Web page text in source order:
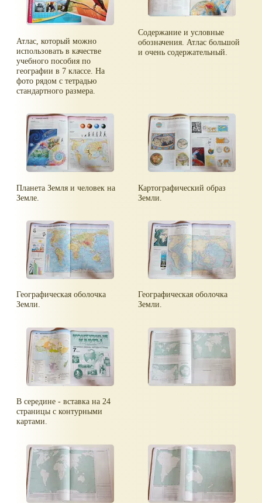
Атлас, который можно
использовать в качестве
учебного пособия по
географии в 7 классе. На
фото рядом с тетрадью
стандартного размера.
Содержание и условные
обозначения. Атлас большой
и очень содержательный.
Планета Земля и человек на
Земле.
Картографический образ
Земли.
Географическая оболочка
Земли.
Географическая оболочка
Земли.
В середине - вставка на 24
страницы с контурными
картами.